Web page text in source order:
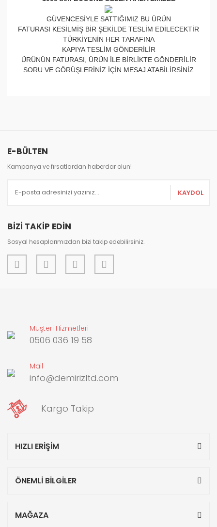
GÜVENCESİYLE SATTIĞIMIZ BU ÜRÜN
FATURASI KESİLMİŞ BİR ŞEKİLDE TESLİM EDİLECEKTİR
TÜRKİYENİN HER TARAFINA
KAPIYA TESLİM GÖNDERİLİR
ÜRÜNÜN FATURASI, ÜRÜN İLE BİRLİKTE GÖNDERİLİR
SORU VE GÖRÜŞLERİNİZ İÇİN MESAJ ATABİLİRSİNİZ
Ürün resmi kalitesiz, bozuk veya görüntülenemiyor.
Ürün açıklamasında eksik bilgiler bulunuyor.
Ürün fiyatı diğer sitelerden daha pahalı.
Gönder
E-BÜLTEN
Kampanya ve fırsatlardan haberdar olun!
KAYDOL
BİZİ TAKİP EDİN
Sosyal hesaplarımızdan bizi takip edebilirsiniz.
Müşteri Hizmetleri
0506 036 19 58
Mail
info@demirizltd.com
Kargo Takip
HIZLI ERİŞİM
ÖNEMLİ BİLGİLER
MAĞAZA